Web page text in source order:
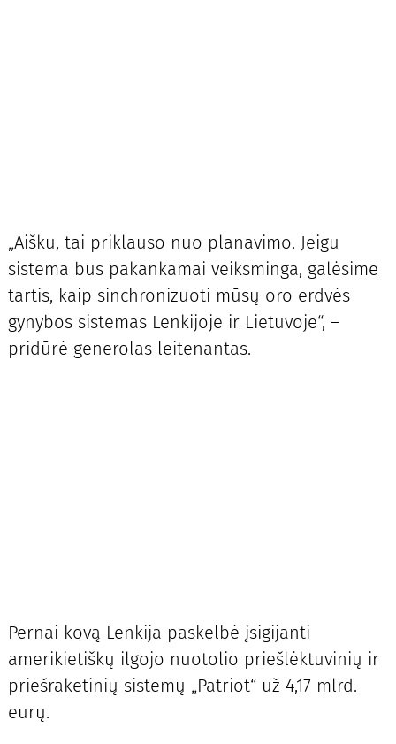
„Aišku, tai priklauso nuo planavimo. Jeigu
sistema bus pakankamai veiksminga, galėsime
tartis, kaip sinchronizuoti mūsų oro erdvės
gynybos sistemas Lenkijoje ir Lietuvoje“, –
pridūrė generolas leitenantas.
Pernai kovą Lenkija paskelbė įsigijanti
amerikietiškų ilgojo nuotolio priešlėktuvinių ir
priešraketinių sistemų „Patriot“ už 4,17 mlrd.
eurų.